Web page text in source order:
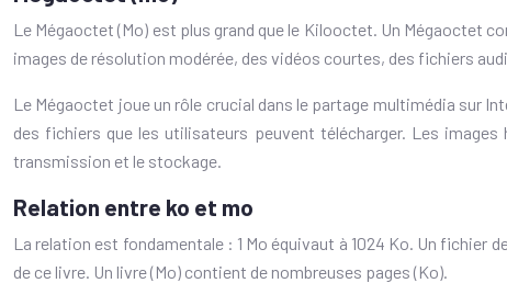
Le Mégaoctet (Mo) est plus grand que le Kilooctet. Un Mégaoctet
images de résolution modérée, des vidéos courtes, des fichiers
Le Mégaoctet joue un rôle crucial dans le partage multimédia sur
des fichiers que les utilisateurs peuvent télécharger. Les
transmission et le stockage.
Relation entre ko et mo
La relation est fondamentale : 1 Mo équivaut à 1024 Ko. Un fichier
de ce livre. Un livre (Mo) contient de nombreuses pages (Ko).